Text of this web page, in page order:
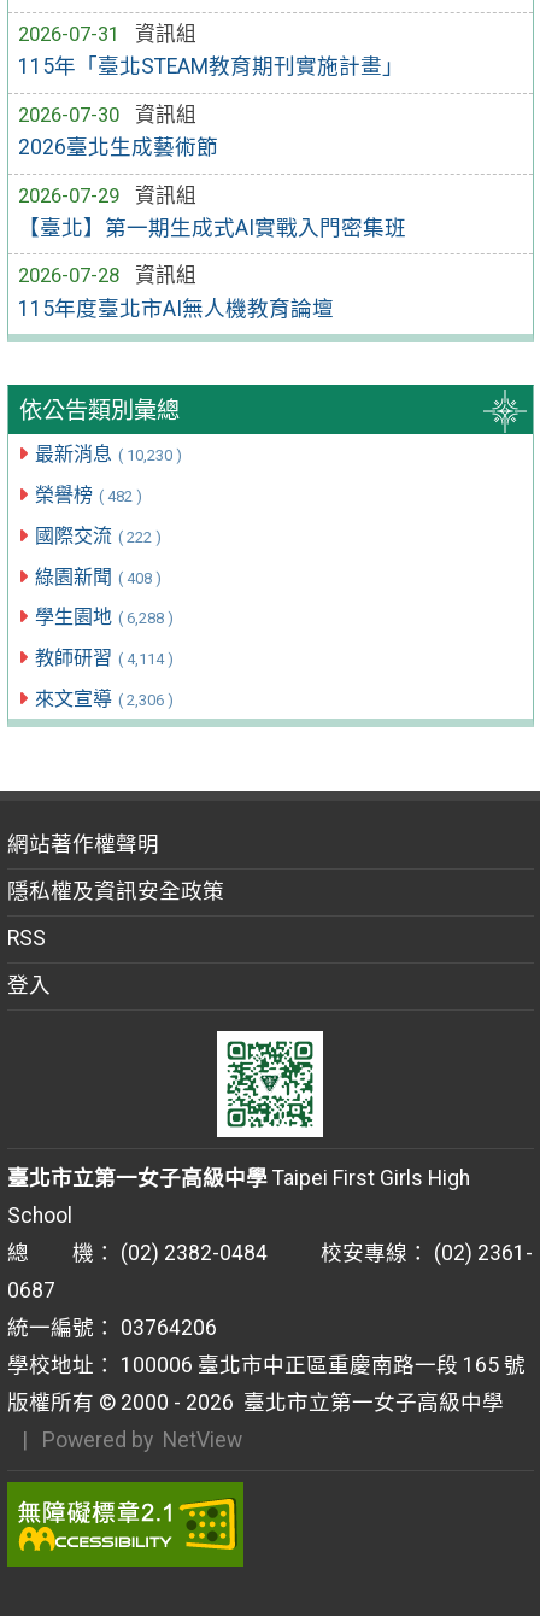
2026-07-31
資訊組
115年「臺北STEAM教育期刊實施計畫」
2026-07-30
資訊組
2026臺北生成藝術節
2026-07-29
資訊組
【臺北】第一期生成式AI實戰入門密集班
2026-07-28
資訊組
115年度臺北市AI無人機教育論壇
依公告類別彙總
最新消息 ( 10,230 )
榮譽榜 ( 482 )
國際交流 ( 222 )
綠園新聞 ( 408 )
學生園地 ( 6,288 )
教師研習 ( 4,114 )
來文宣導 ( 2,306 )
網站著作權聲明
隱私權及資訊安全政策
RSS
登入
臺北市立第一女子高級中學Taipei First Girls High
School
總 機： (02) 2382-0484 校安專線： (02) 2361-
0687
統一編號： 03764206
學校地址： 100006 臺北市中正區重慶南路一段 165 號
版權所有 © 2000 - 2026 臺北市立第一女子高級中學
| Powered by NetView